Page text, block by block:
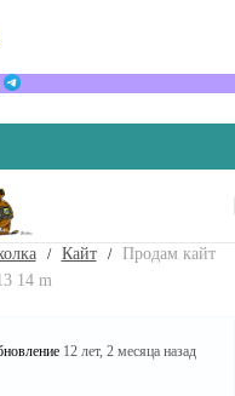
Кайт
Продам кайт
14 m
12 лет, 2 месяца назад